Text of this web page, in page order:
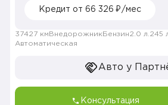
Кредит от 66 326 ₽/мес
37427 км Внедорожник Бензин2.0 л. 245
Автоматическая
Авто у
Консультация